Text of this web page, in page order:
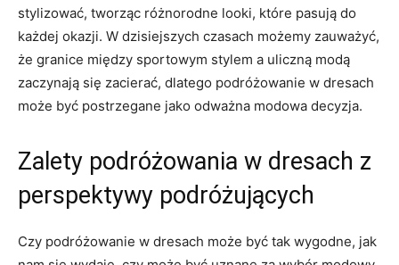
stylizować, tworząc ‌różnorodne ⁣looki, które pasują do⁢
każdej⁤ okazji. W ‍dzisiejszych czasach możemy zauważyć,
że granice między ‍sportowym ⁣stylem a uliczną modą
zaczynają ​się zacierać, dlatego podróżowanie w dresach
może ⁣być postrzegane jako odważna ⁢modowa decyzja.
Zalety podróżowania​ w dresach‍ z
⁢perspektywy⁣ podróżujących
Czy podróżowanie ‌w dresach może⁤ być tak⁢ wygodne, jak‌